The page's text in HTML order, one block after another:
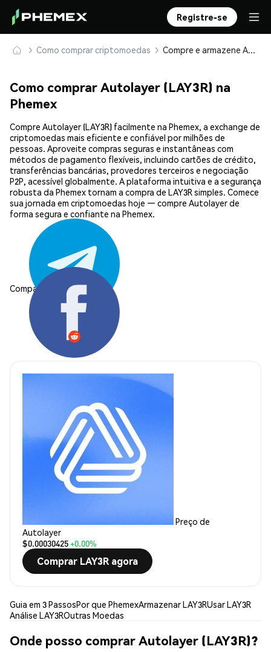
Registre-se
Como comprar criptomoedas Compre e armazene Autolayer (LAY3R) com segurança
Como comprar Autolayer (LAY3R) na
Phemex
Compre Autolayer (LAY3R) facilmente na Phemex, a exchange de
criptomoedas mais eficiente e confiável por milhões de
pessoas. Aproveite compras seguras e instantâneas com
métodos de pagamento flexíveis, incluindo cartões de crédito,
transferências bancárias, provedores terceiros e negociação
P2P, acessível globalmente. A plataforma intuitiva e a segurança
robusta da Phemex tornam a compra de LAY3R simples. Comece
sua jornada em criptomoedas hoje — compre Autolayer de
forma segura e confiante na Phemex.
Compartilhar:
Preço de
Autolayer
$0.00030425+0.00%
Comprar LAY3R agora
Guia em 3 PassosPor que PhemexArmazenar LAY3RUsar LAY3R
Análise LAY3ROutras Moedas
Onde posso comprar Autolayer (LAY3R)?